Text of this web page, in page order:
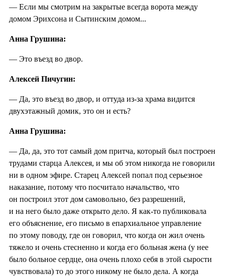
— Если мы смотрим на закрытые всегда ворота между
домом Эрихсона и Сытинским домом...
Анна Грушина:
— Это въезд во двор.
Алексей Пичугин:
— Да, это въезд во двор, и оттуда из-за храма видится
двухэтажный домик, это он и есть?
Анна Грушина:
— Да, да, это тот самый дом притча, который был построен
трудами старца Алексея, и мы об этом никогда не говорили
ни в одном эфире. Старец Алексей попал под серьезное
наказание, потому что посчитало начальство, что
он построил этот дом самовольно, без разрешений,
и на него было даже открыто дело. Я как-то публиковала
его объяснение, его письмо в епархиальное управление
по этому поводу, где он говорил, что когда он жил очень
тяжело и очень стесненно и когда его больная жена (у нее
было больное сердце, она очень плохо себя в этой сырости
чувствовала) то до этого никому не было дела. А когда